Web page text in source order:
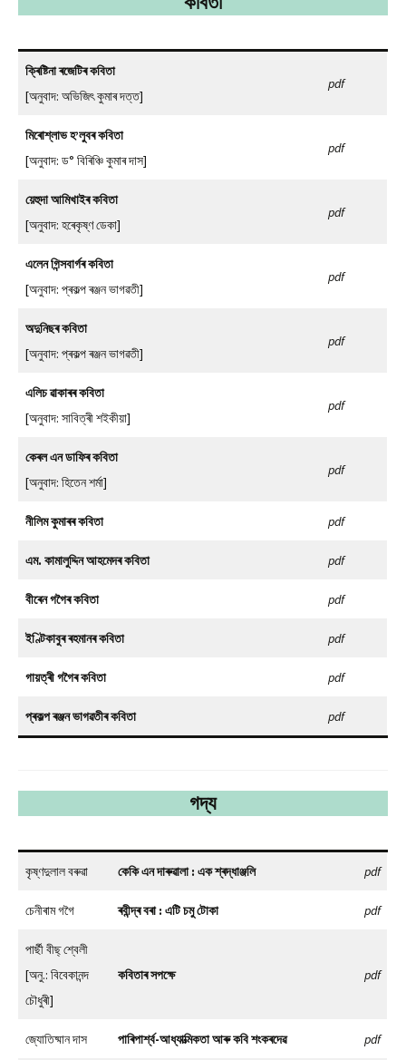
ক্ৰিষ্টিনা ৰজেটিৰ কবিতা
[অনুবাদ: অভিজিৎ কুমাৰ দত্ত]
pdf
মিৰোশ্লাভ হ’লুবৰ কবিতা
[অনুবাদ: ড° বিৰিঞ্চি কুমাৰ দাস]
pdf
য়েহুদা আমিখাইৰ কবিতা
[অনুবাদ: হৰেকৃষ্ণ ডেকা]
pdf
এলেন গিন্সবাৰ্গৰ কবিতা
[অনুবাদ: প্ৰকল্প ৰঞ্জন ভাগৱতী]
pdf
অদুনিছৰ কবিতা
[অনুবাদ: প্ৰকল্প ৰঞ্জন ভাগৱতী]
pdf
এলিচ ৱাকাৰৰ কবিতা
[অনুবাদ: সাবিত্ৰী শইকীয়া]
pdf
কেৰল এন ডাফিৰ কবিতা
[অনুবাদ: হিতেন শৰ্মা]
pdf
নীলিম কুমাৰৰ কবিতা pdf
এম. কামালুদ্দিন আহমেদৰ কবিতা pdf
বীৰেন গগৈৰ কবিতা pdf
ইণ্টিকাবুৰ ৰহমানৰ কবিতা pdf
গায়ত্ৰী গগৈৰ কবিতা pdf
প্ৰকল্প ৰঞ্জন ভাগৱতীৰ কবিতা pdf
গদ্য
কৃষ্ণদুলাল বৰুৱা কেকি এন দাৰুৱালা : এক শ্ৰদ্ধাঞ্জলি pdf
চেনীৰাম গগৈ ৰবীন্দ্ৰ বৰা : এটি চমু টোকা pdf
পাৰ্ছী বীছ্ শ্বেলী
[অনু.: বিবেকানন্দ
চৌধুৰী]
কবিতাৰ সপক্ষে pdf
জ্যোতিষ্মান দাস পাৰিপাৰ্শ্ব-আধ্যাত্মিকতা আৰু কবি শংকৰদেৱ pdf